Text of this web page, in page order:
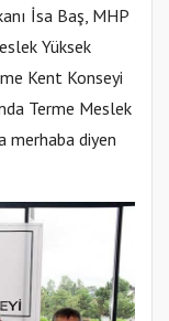
İsa Baş, MHP
Yüksek
Kent Konseyi
Terme Meslek
merhaba diyen